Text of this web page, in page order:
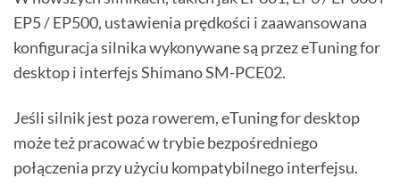
EP5 / EP500, ustawienia prędkości i zaawansowana
konfiguracja silnika wykonywane są przez eTuning for
desktop i interfejs Shimano SM-PCE02.
Jeśli silnik jest poza rowerem, eTuning for desktop
może też pracować w trybie bezpośredniego
połączenia przy użyciu kompatybilnego interfejsu.